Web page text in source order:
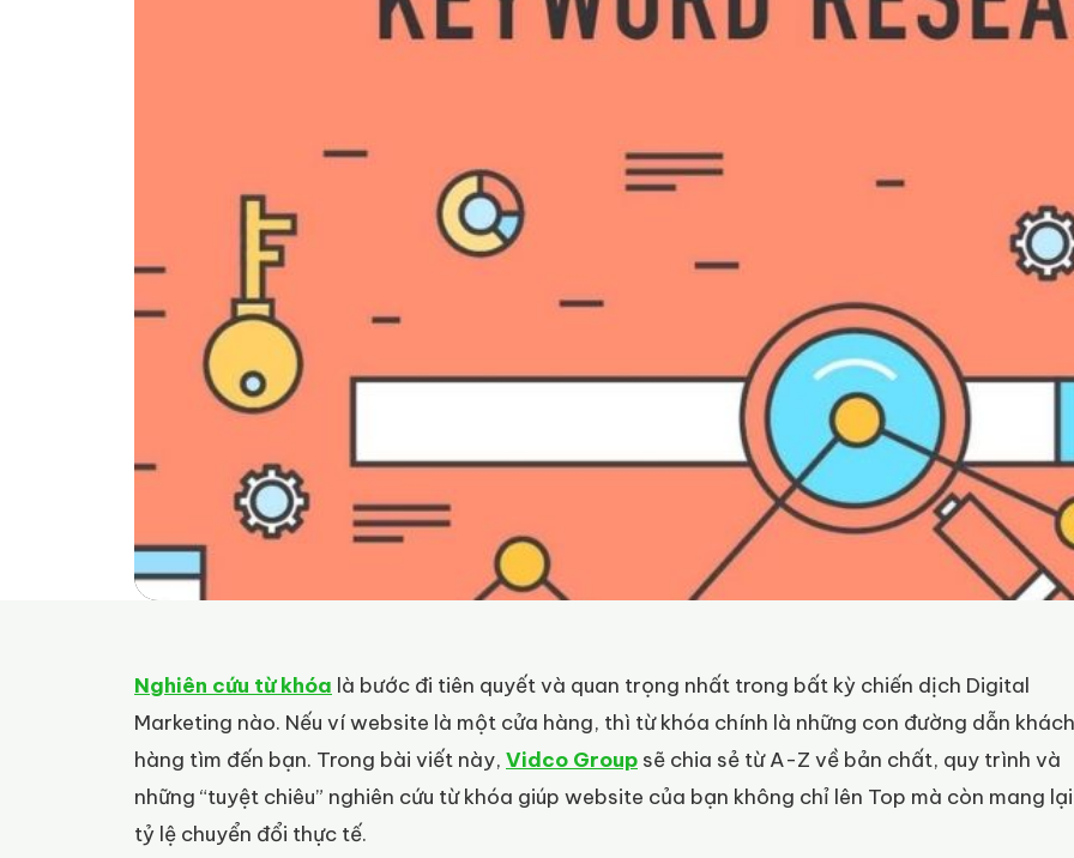
Nghiên cứu từ khóa là bước đi tiên quyết và quan trọng nhất trong bất kỳ chiến dịch Digital
Marketing nào. Nếu ví website là một cửa hàng, thì từ khóa chính là những con đường dẫn khách
hàng tìm đến bạn. Trong bài viết này, Vidco Group sẽ chia sẻ từ A-Z về bản chất, quy trình và
những “tuyệt chiêu” nghiên cứu từ khóa giúp website của bạn không chỉ lên Top mà còn mang lại
tỷ lệ chuyển đổi thực tế.